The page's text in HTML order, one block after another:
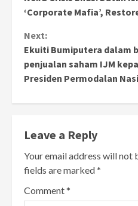
Reading
‘Corporate Mafia’,
Next:
Ekuiti Bumiputera dalam
penjualan saham IJM
Presiden Permodalan
Leave a Reply
Your email address will not
fields are marked*
Comment*